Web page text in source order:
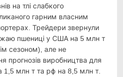
на тлі слабкого
гарним власним
Трейдери звернули
пшениці у США на 5 млн т
сезоном), але не
прогнозів виробництва для
1,5 млн т та рф на 8,5 млн т.